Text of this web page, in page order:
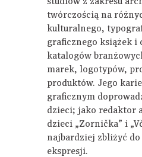
twórczością na
kulturalnego,
graficznego książek
katalogów
marek, logotypów,
produktów. Jego
graficznym
dzieci; jako redaktor
dzieci „Zornička” i
najbardziej zbliżyć
ekspresji.